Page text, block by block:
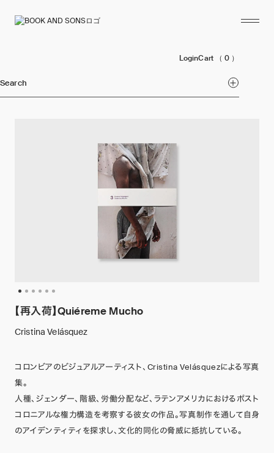
LoginCart （ 0 ）
Search
【再入荷】Quiéreme Mucho
Cristina Velásquez
コロンビアのビジュアルアーティスト、Cristina Velásquezによる写真
集。
人種、ジェンダー、階級、労働分配など、ラテンアメリカにおけるポスト
コロニアルな権力構造を考察する彼女の作品。写真制作を通して自身
のアイデンティティを探求し、文化的同化の脅威に抵抗している。